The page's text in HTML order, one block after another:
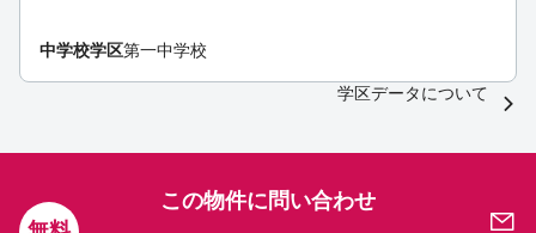
中学校学区第一中学校
学区データについて
この物件に問い合わせ